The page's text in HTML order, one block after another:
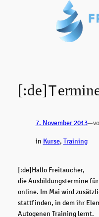
7. November 2013—
in Kurse, Training
[:de]Hallo Freitaucher,
die Ausbildungstermine
online. Im Mai wird
stattfinden, in dem ihr
Autogenen Training lernt.